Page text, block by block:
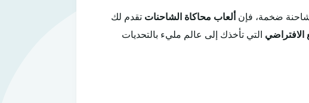
ضخمة، فإن ألعاب محاكاة الشاحنات تقدم لك
الافتراضي التي تأخذك إلى عالم مليء بالتحديات